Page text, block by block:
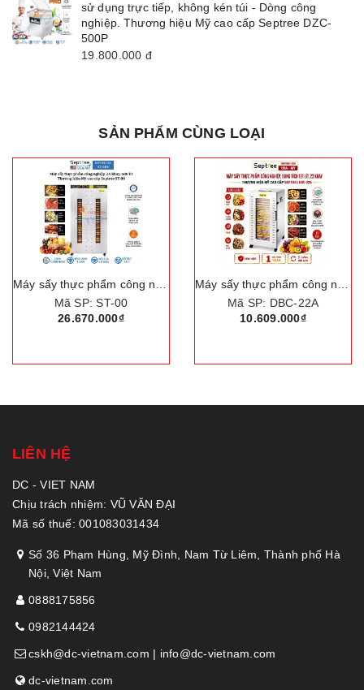
sử dụng trực tiếp, không kén túi - Dòng công
nghiệp. Thương hiệu Mỹ cao cấp Septree DZC-
500P
19.800.000 đ
SẢN PHẨM CÙNG LOẠI
Mã SP: DBC-22A
10.609.000₫
Mã SP: SS-24H
10.290.000₫
LIÊN HỆ
DC - VIET NAM
Chịu trách nhiệm: VŨ VĂN ĐẠI
Mã số thuế: 001083031434
Số 36 Phạm Hùng, Mỹ Đình, Nam Từ Liêm, Thành phố Hà
Nội, Việt Nam
0888175856
0982144424
cskh@dc-vietnam.com | info@dc-vietnam.com
dc-vietnam.com